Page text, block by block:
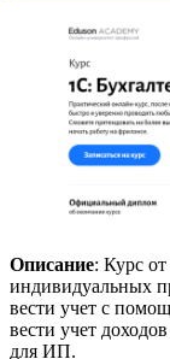
Описание: Курс
индивидуальных
вести учет с
вести учет
для ИП.